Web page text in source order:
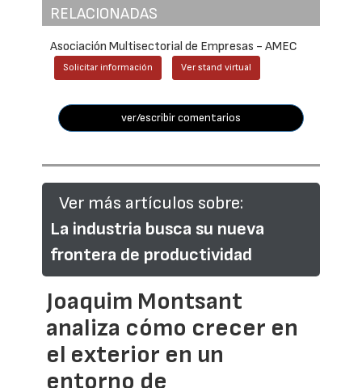
RELACIONADAS
Asociación Multisectorial de Empresas - AMEC
Solicitar información Ver stand virtual
ver/escribir comentarios
Ver más artículos sobre:
La industria busca su nueva
frontera de productividad
Joaquim Montsant
analiza cómo crecer en
el exterior en un
entorno de